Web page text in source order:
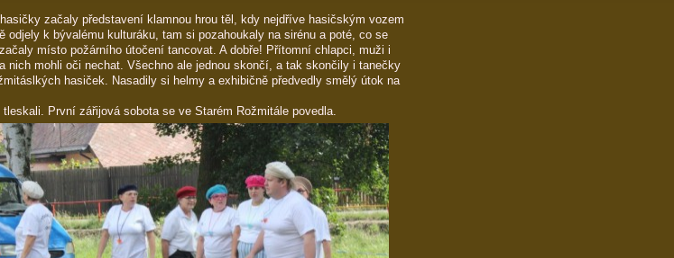
začaly představení klamnou hrou těl, kdy nejdříve hasičským vozem
odjely k bývalému kulturáku, tam si pozahoukaly na sirénu a poté, co se
místo požárního útočení tancovat. A dobře! Přítomní chlapci, muži i
nich mohli oči nechat. Všechno ale jednou skončí, a tak skončily i tanečky
hasiček. Nasadily si helmy a exhibičně předvedly smělý útok na
tleskali. První zářijová sobota se ve Starém Rožmitále povedla.